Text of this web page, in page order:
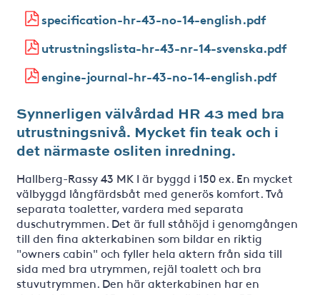
specification-hr-43-no-14-english.pdf
utrustningslista-hr-43-nr-14-svenska.pdf
engine-journal-hr-43-no-14-english.pdf
Synnerligen välvårdad HR 43 med bra
utrustningsnivå. Mycket fin teak och i
det närmaste osliten inredning.
Hallberg-Rassy 43 MK I är byggd i 150 ex. En mycket
välbyggd långfärdsbåt med generös komfort. Två
separata toaletter, vardera med separata
duschutrymmen. Det är full ståhöjd i genomgången
till den fina akterkabinen som bildar en riktig
"owners cabin" och fyller hela aktern från sida till
sida med bra utrymmen, rejäl toalett och bra
stuvutrymmen. Den här akterkabinen har en